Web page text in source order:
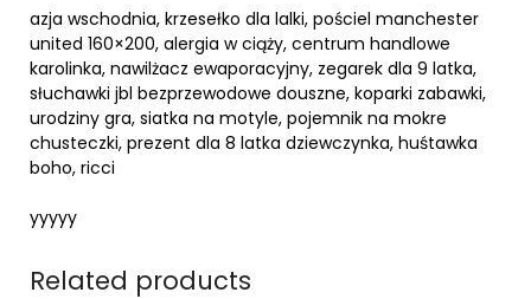
azja wschodnia, krzesełko dla lalki, pościel manchester
united 160×200, alergia w ciąży, centrum handlowe
karolinka, nawilżacz ewaporacyjny, zegarek dla 9 latka,
słuchawki jbl bezprzewodowe douszne, koparki zabawki,
urodziny gra, siatka na motyle, pojemnik na mokre
chusteczki, prezent dla 8 latka dziewczynka, huśtawka
boho, ricci
yyyyy
Related products